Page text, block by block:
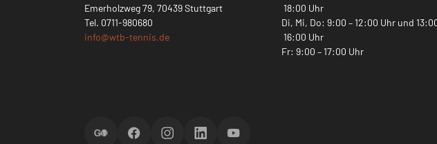
Emerholzweg 79, 70439 Stuttgart
Tel. 0711-980680
info@wtb-tennis.de
18:00 Uhr
Di, Mi, Do: 9:00 – 12:00 Uhr und
16:00 Uhr
Fr: 9:00 – 17:00 Uhr
ScoreGOFacebookInstagramLinkedInYouTube